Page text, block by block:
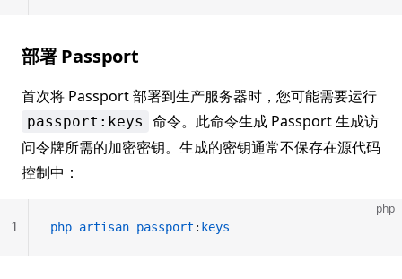
部署 Passport
首次将 Passport 部署到生产服务器时，您可能需要运行
passport:keys
命令。此命令生成 Passport 生成访
问令牌所需的加密密钥。生成的密钥通常不保存在源代码
控制中：
php
php artisan passport : keys
1